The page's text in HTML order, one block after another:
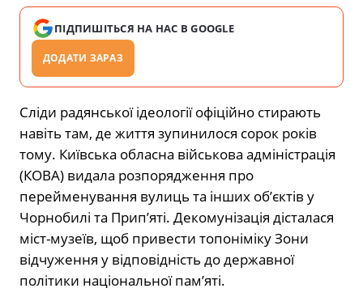
ПІДПИШІТЬСЯ НА НАС В GOOGLE
ДОДАТИ ЗАРАЗ
Сліди радянської ідеології офіційно стирають
навіть там, де життя зупинилося сорок років
тому. Київська обласна військова адміністрація
(КОВА) видала розпорядження про
перейменування вулиць та інших об’єктів у
Чорнобилі та Прип’яті. Декомунізація дісталася
міст-музеїв, щоб привести топоніміку Зони
відчуження у відповідність до державної
політики національної пам’яті.